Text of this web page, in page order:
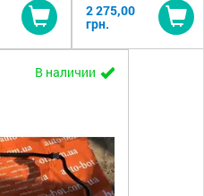
Купить
2 275,00
грн.
В наличии